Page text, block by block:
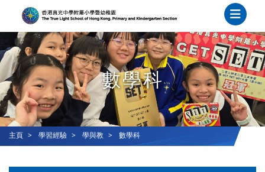
數學科
主頁 學習經驗 學與教 數學科